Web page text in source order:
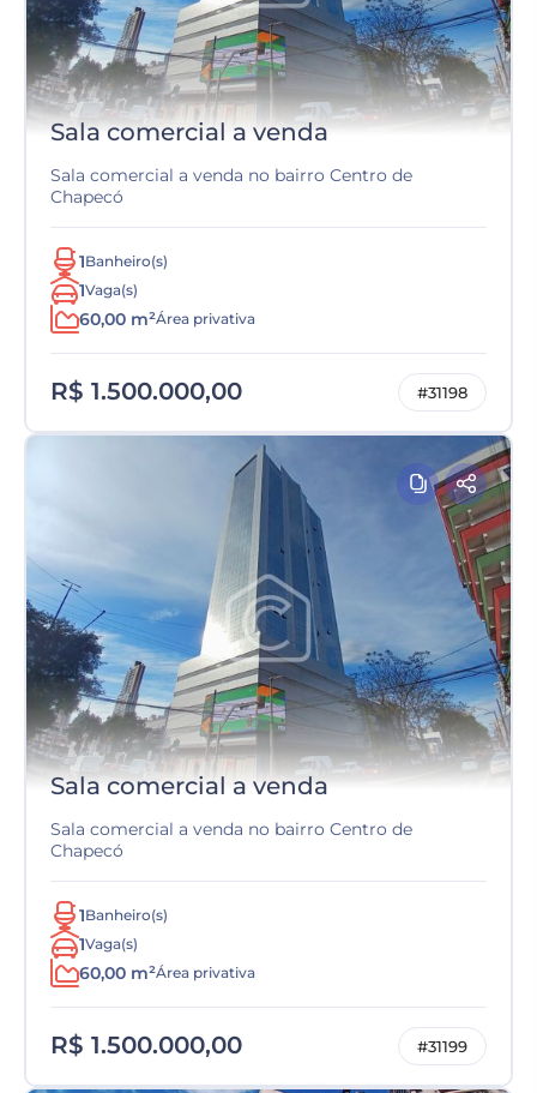
Sala comercial a venda
Sala comercial a venda no bairro Centro de
Chapecó
1Banheiro(s)
1Vaga(s)
60,00 m²Área privativa
R$ 1.500.000,00 #31198
Sala comercial a venda
Sala comercial a venda no bairro Centro de
Chapecó
1Banheiro(s)
1Vaga(s)
60,00 m²Área privativa
R$ 1.500.000,00 #31199